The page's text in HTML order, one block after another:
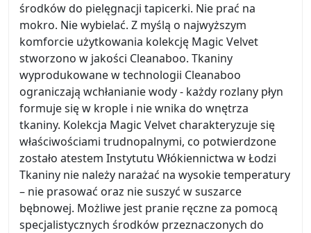
środków do pielęgnacji tapicerki. Nie prać na
mokro. Nie wybielać. Z myślą o najwyższym
komforcie użytkowania kolekcję Magic Velvet
stworzono w jakości Cleanaboo. Tkaniny
wyprodukowane w technologii Cleanaboo
ograniczają wchłanianie wody - każdy rozlany płyn
formuje się w krople i nie wnika do wnętrza
tkaniny. Kolekcja Magic Velvet charakteryzuje się
właściwościami trudnopalnymi, co potwierdzone
zostało atestem Instytutu Włókiennictwa w Łodzi
Tkaniny nie należy narażać na wysokie temperatury
– nie prasować oraz nie suszyć w suszarce
bębnowej. Możliwe jest pranie ręczne za pomocą
specjalistycznych środków przeznaczonych do